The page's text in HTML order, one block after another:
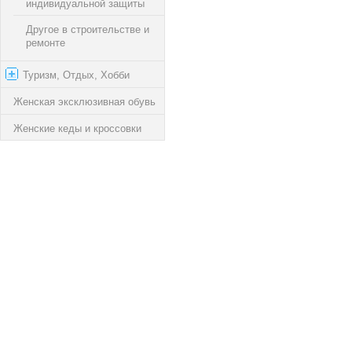
индивидуальной защиты
Другое в cтроительстве и
ремонте
Туризм, Отдых, Хобби
Женская эксклюзивная обувь
Женские кеды и кроссовки